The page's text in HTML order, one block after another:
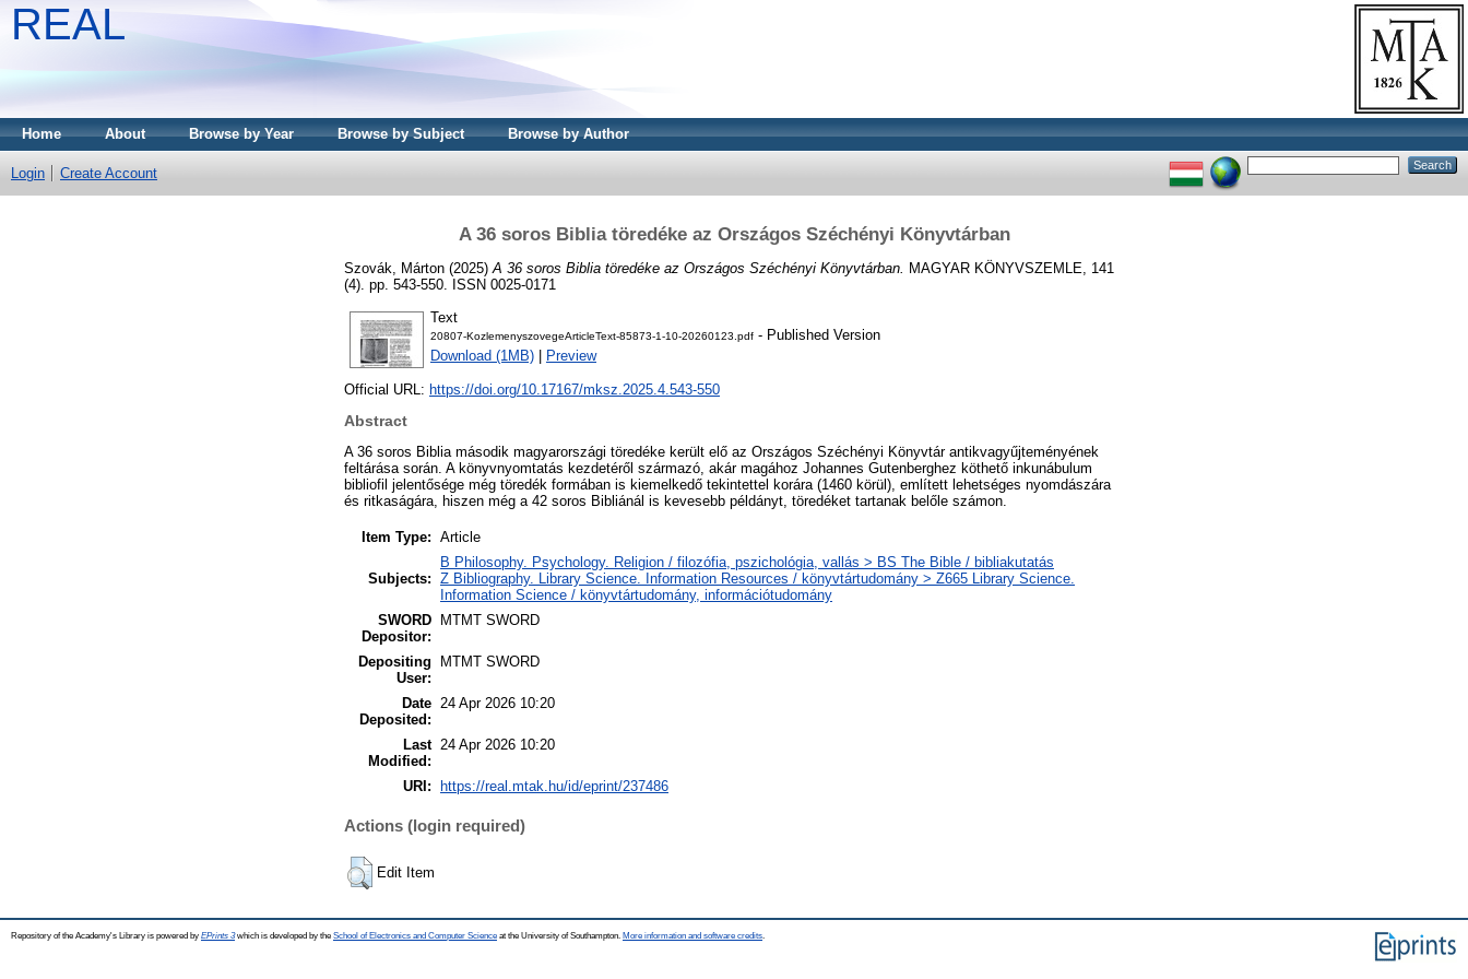
REAL
Home About Browse by Year Browse by Subject Browse by Author
Login Create Account
A 36 soros Biblia töredéke az Országos Széchényi Könyvtárban
Szovák, Márton (2025) A 36 soros Biblia töredéke az Országos Széchényi Könyvtárban. MAGYAR KÖNYVSZEMLE, 141
(4). pp. 543-550. ISSN 0025-0171
Text
20807-KozlemenyszovegeArticleText-85873-1-10-20260123.pdf - Published Version
Download (1MB)
Preview
Official URL: https://doi.org/10.17167/mksz.2025.4.543-550
Abstract
A 36 soros Biblia második magyarországi töredéke került elő az Országos Széchényi Könyvtár antikvagyűjteményének
feltárása során. A könyvnyomtatás kezdetéről származó, akár magához Johannes Gutenberghez köthető inkunábulum
bibliofil jelentősége még töredék formában is kiemelkedő tekintettel korára (1460 körül), említett lehetséges nyomdászára
és ritkaságára, hiszen még a 42 soros Bibliánál is kevesebb példányt, töredéket tartanak belőle számon.
Item Type: Article
Subjects:
B Philosophy. Psychology. Religion / filozófia, pszichológia, vallás > BS The Bible / bibliakutatás
Z Bibliography. Library Science. Information Resources / könyvtártudomány > Z665 Library Science.
Information Science / könyvtártudomány, információtudomány
SWORD
Depositor:
MTMT SWORD
Depositing
User:
MTMT SWORD
Date
Deposited:
24 Apr 2026 10:20
Last
Modified:
24 Apr 2026 10:20
URI: https://real.mtak.hu/id/eprint/237486
Actions (login required)
Edit Item
Repository of the Academy's Library is powered by EPrints 3which is developed by the School of Electronics and Computer Science at the University of Southampton. More information and software credits